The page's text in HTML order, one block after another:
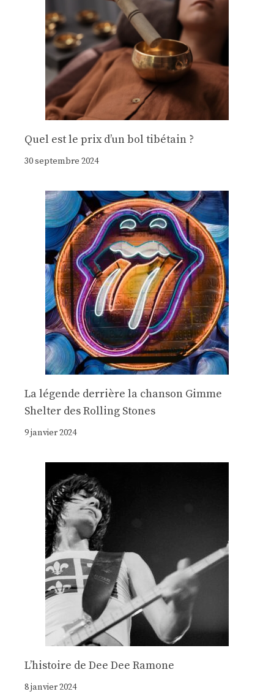
Quel est le prix d’un bol tibétain ?
30 septembre 2024
La légende derrière la chanson Gimme
Shelter des Rolling Stones
9 janvier 2024
Lʼhistoire de Dee Dee Ramone
8 janvier 2024